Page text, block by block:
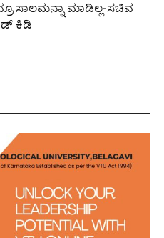
ಸಾಲಮನ್ನಾ ಮಾಡಿಲ್ಲ-ಸಚಿವ
ಕಿಡಿ